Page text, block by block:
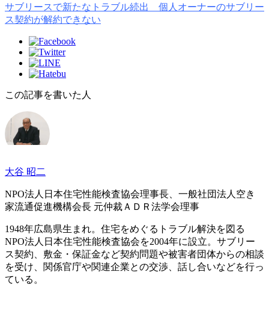
サブリースで新たなトラブル続出 個人オーナーのサブリー
ス契約が解約できない
この記事を書いた人
大谷 昭二
NPO法人日本住宅性能検査協会理事長、一般社団法人空き
家流通促進機構会長 元仲裁ＡＤＲ法学会理事
1948年広島県生まれ。住宅をめぐるトラブル解決を図る
NPO法人日本住宅性能検査協会を2004年に設立。サブリー
ス契約、敷金・保証金など契約問題や被害者団体からの相談
を受け、関係官庁や関連企業との交渉、話し合いなどを行っ
ている。